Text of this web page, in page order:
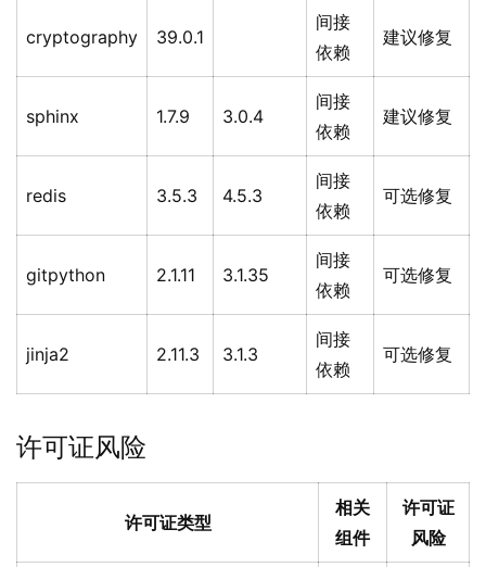
cryptography 39.0.1
间接
依赖
建议修复
sphinx 1.7.9 3.0.4
间接
依赖
建议修复
redis 3.5.3 4.5.3
间接
依赖
可选修复
gitpython 2.1.11 3.1.35
间接
依赖
可选修复
jinja2 2.11.3 3.1.3
间接
依赖
可选修复
许可证风险
许可证类型
相关
组件
许可证
风险